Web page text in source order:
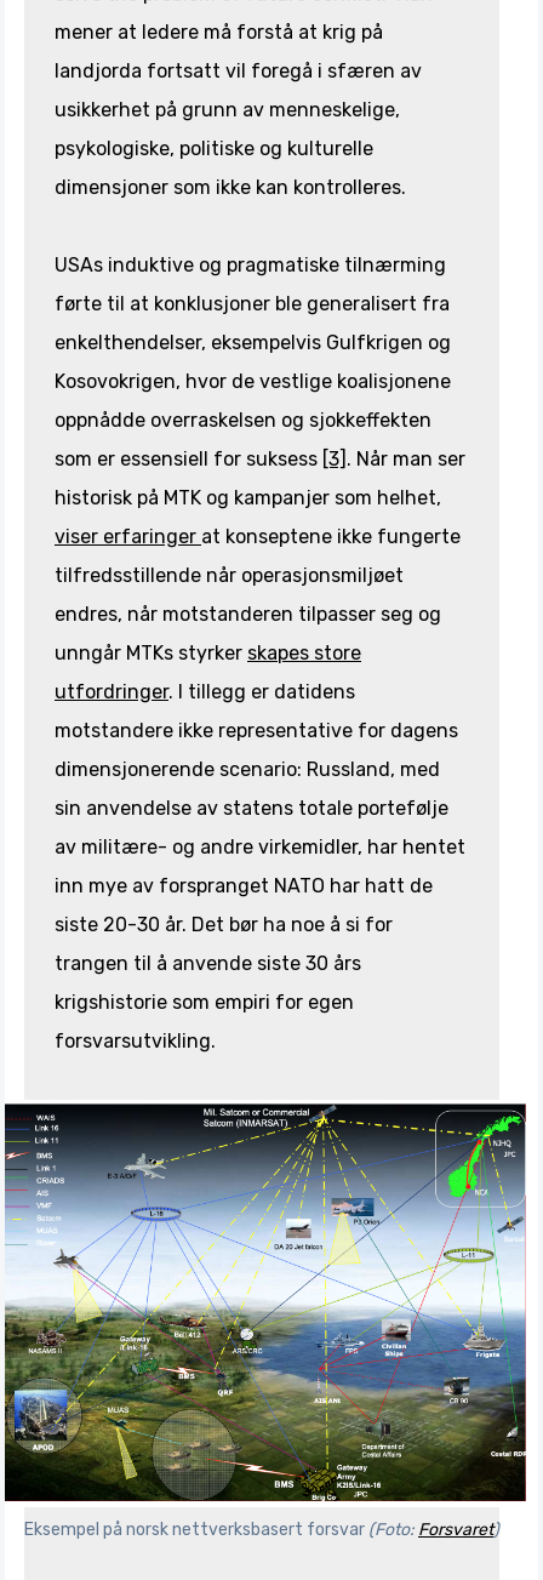
mener at ledere må forstå at krig på
landjorda fortsatt vil foregå i sfæren av
usikkerhet på grunn av menneskelige,
psykologiske, politiske og kulturelle
dimensjoner som ikke kan kontrolleres.
USAs induktive og pragmatiske tilnærming
førte til at konklusjoner ble generalisert fra
enkelthendelser, eksempelvis Gulfkrigen og
Kosovokrigen, hvor de vestlige koalisjonene
oppnådde overraskelsen og sjokkeffekten
som er essensiell for suksess [3] . Når man ser
historisk på MTK og kampanjer som helhet,
viser erfaringer at konseptene ikke fungerte
tilfredsstillende når operasjonsmiljøet
endres, når motstanderen tilpasser seg og
unngår MTKs styrker skapes store
utfordringer. I tillegg er datidens
motstandere ikke representative for dagens
dimensjonerende scenario: Russland, med
sin anvendelse av statens totale portefølje
av militære- og andre virkemidler, har hentet
inn mye av forspranget NATO har hatt de
siste 20-30 år. Det bør ha noe å si for
trangen til å anvende siste 30 års
krigshistorie som empiri for egen
forsvarsutvikling.
Eksempel på norsk nettverksbasert forsvar (Foto: Forsvaret)